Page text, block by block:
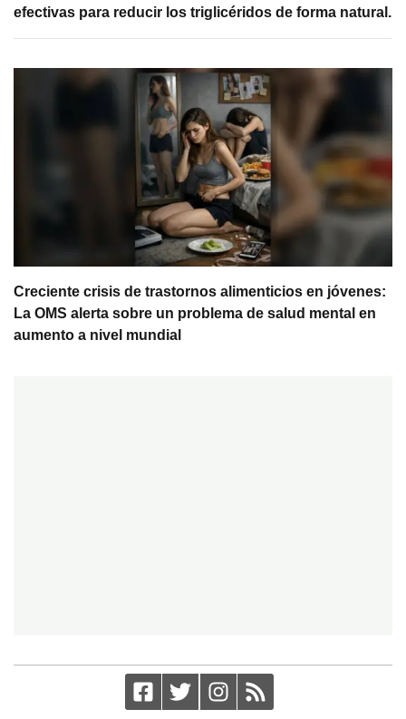
efectivas para reducir los triglicéridos de forma natural.
Creciente crisis de trastornos alimenticios en jóvenes:
La OMS alerta sobre un problema de salud mental en
aumento a nivel mundial